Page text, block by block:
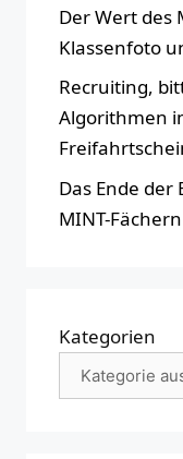
Der Wert des
Klassenfoto
Recruiting,
Algorithmen
Das Ende
MINT-Fächern
Kategorien